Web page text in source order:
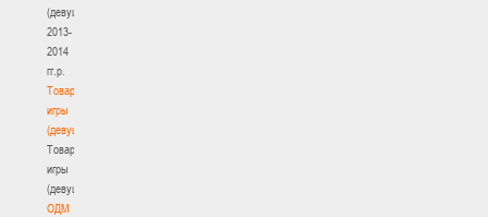
(девушки)
2013-
2014
гг.р.
Товарищеские
игры
(девушки)
Товарищеские
игры
(девушки)
ОДМ